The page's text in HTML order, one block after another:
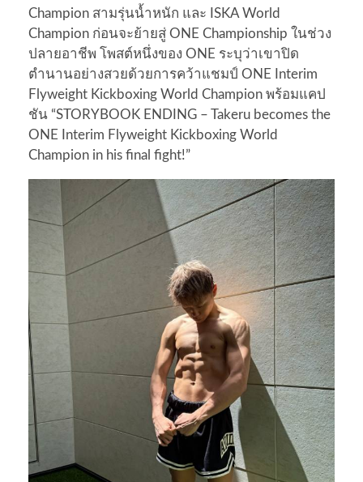
Champion สามรุ่นน้ำหนัก และ ISKA World
Champion ก่อนจะย้ายสู่ ONE Championship ในช่วง
ปลายอาชีพ โพสต์หนึ่งของ ONE ระบุว่าเขาปิด
ตำนานอย่างสวยด้วยการคว้าแชมป์ ONE Interim
Flyweight Kickboxing World Champion พร้อมแคป
ชัน “STORYBOOK ENDING – Takeru becomes the
ONE Interim Flyweight Kickboxing World
Champion in his final fight!”